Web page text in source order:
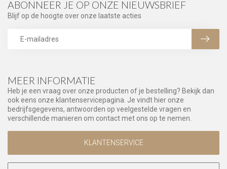
MEER INFORMATIE
Heb je een vraag over onze producten of je bestelling? Bekijk dan
ook eens onze klantenservicepagina. Je vindt hier onze
bedrijfsgegevens, antwoorden op veelgestelde vragen en
verschillende manieren om contact met ons op te nemen.
KLANTENSERVICE
ABONNEER JE OP ONZE NIEUWSBRIEF
Blijf op de hoogte over onze laatste acties